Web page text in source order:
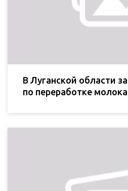
В Луганской области
по переработке молока